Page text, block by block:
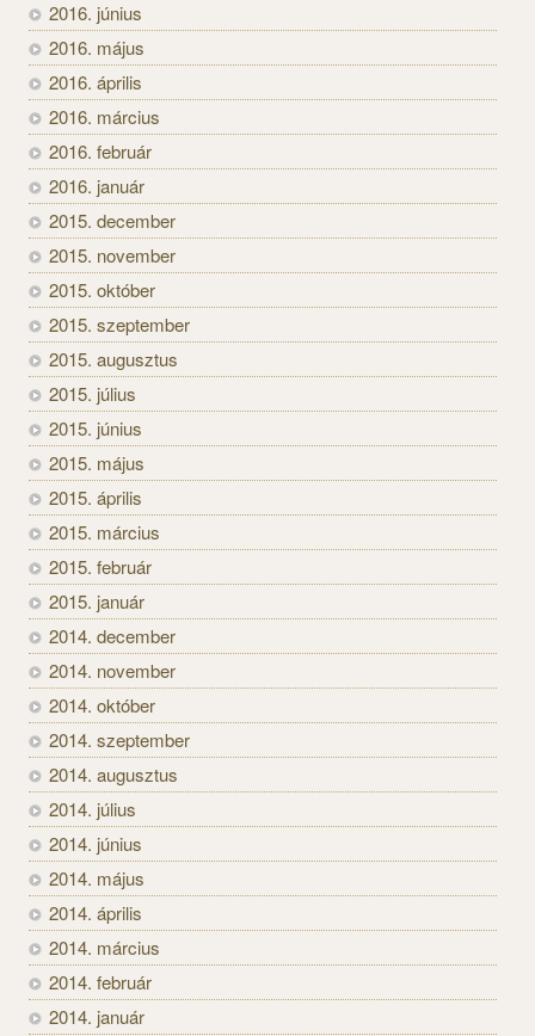
2016. június
2016. május
2016. április
2016. március
2016. február
2016. január
2015. december
2015. november
2015. október
2015. szeptember
2015. augusztus
2015. július
2015. június
2015. május
2015. április
2015. március
2015. február
2015. január
2014. december
2014. november
2014. október
2014. szeptember
2014. augusztus
2014. július
2014. június
2014. május
2014. április
2014. március
2014. február
2014. január